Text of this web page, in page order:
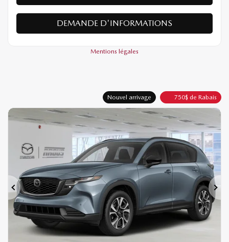
DEMANDE D'INFORMATIONS
Mentions légales
Nouvel arrivage 750$ de Rabais
Précédent